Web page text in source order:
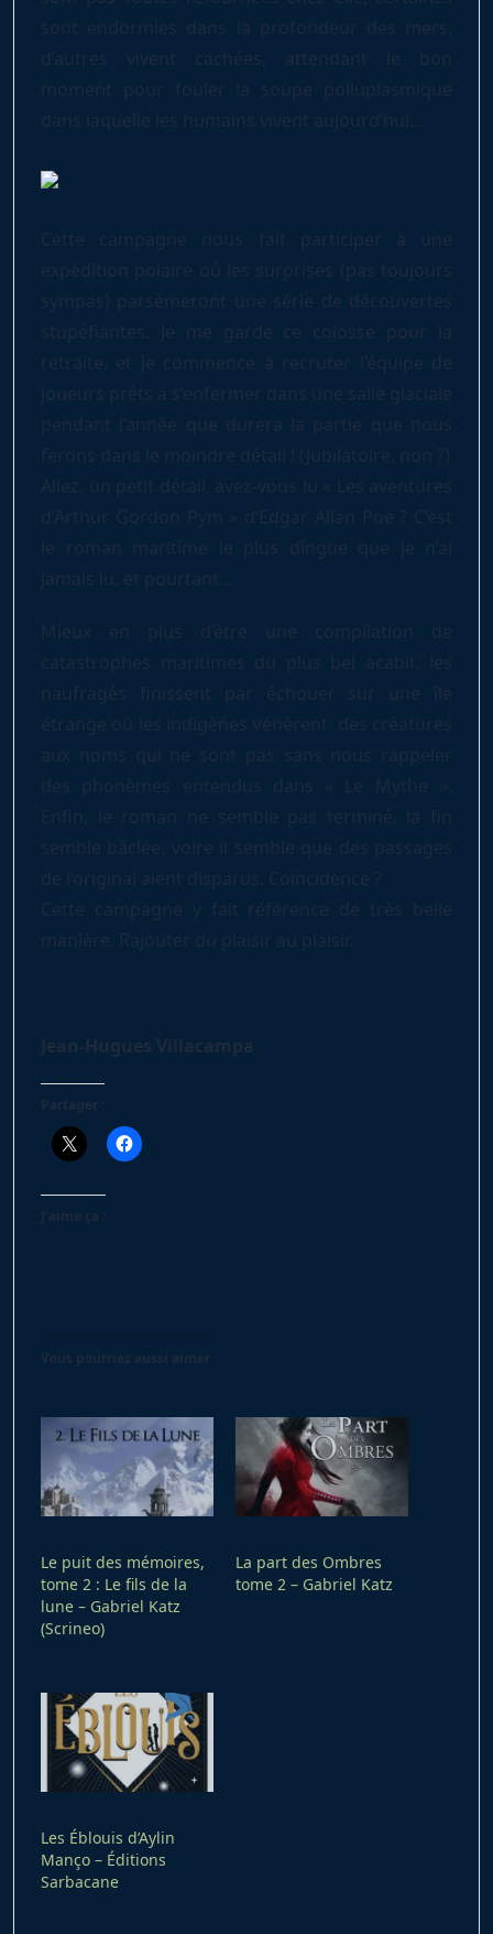
sont endormies dans la profondeur des mers,
d’autres vivent cachées, attendant le bon
moment pour fouler la soupe polluplasmique
dans laquelle les humains vivent aujourd’hui…
Cette campagne nous fait participer à une
expédition polaire où les surprises (pas toujours
sympas) parsèmeront une série de découvertes
stupéfiantes. Je me garde ce colosse pour la
retraite, et je commence à recruter l’équipe de
joueurs prêts à s’enfermer dans une salle glaciale
pendant l’année que durera la partie que nous
ferons dans le moindre détail ! (Jubilatoire, non ?)
Allez, un petit détail, avez-vous lu « Les aventures
d’Arthur Gordon Pym » d’Edgar Allan Poe ? C’est
le roman maritime le plus dingue que je n’ai
jamais lu, et pourtant…
Mieux en plus d’être une compilation de
catastrophes maritimes du plus bel acabit, les
naufragés finissent par échouer sur une île
étrange où les indigènes vénèrent des créatures
aux noms qui ne sont pas sans nous rappeler
des phonèmes entendus dans « Le Mythe ».
Enfin, le roman ne semble pas terminé, la fin
semble bâclée, voire il semble que des passages
de l’original aient disparus. Coïncidence ?
Cette campagne y fait référence de très belle
manière. Rajouter du plaisir au plaisir.
Jean-Hugues Villacampa
Partager :
J’aime ça :
Vous pourriez aussi aimer
Le puit des mémoires,
tome 2 : Le fils de la
lune – Gabriel Katz
(Scrineo)
La part des Ombres
tome 2 – Gabriel Katz
Les Éblouis d’Aylin
Manço – Éditions
Sarbacane